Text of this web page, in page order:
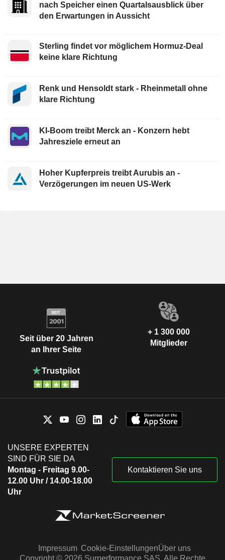
nach Speicher einen Quartalsausblick über
den Erwartungen in Aussicht
Sterling findet vor möglichem Hormuz-Deal
keine klare Richtung
Renk und Hensoldt stark - Rheinmetall ohne
klare Richtung
KI-Boom treibt Merck an - Konzern hebt
Jahresziele erneut an
Hoher Kupferpreis treibt Aurubis an -
Verzögerungen im neuen US-Werk
Seit über 20 Jahren
an Ihrer Seite
+ 1 300 000
Mitglieder
UNSERE EXPERTEN
SIND FÜR SIE DA
Montag - Freitag 9.00-
12.00 Uhr / 14.00-18.00
Uhr
Kontaktieren Sie uns
Impressum Cookie-EinstellungenÜber uns